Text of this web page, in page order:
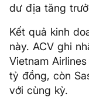
dư địa tăng
Kết quả kinh
này. ACV ghi
Vietnam
tỷ đồng, còn
với cùng kỳ.